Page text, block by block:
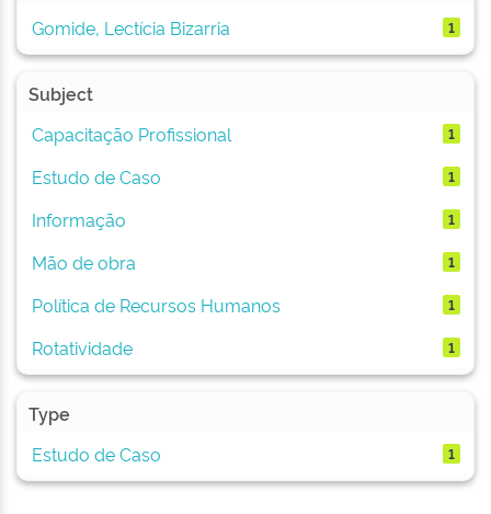
Gomide, Lectícia Bizarria
1
Subject
Capacitação Profissional
1
Estudo de Caso 1
Informação 1
Mão de obra 1
Política de Recursos Humanos 1
Rotatividade 1
Type
Estudo de Caso
1